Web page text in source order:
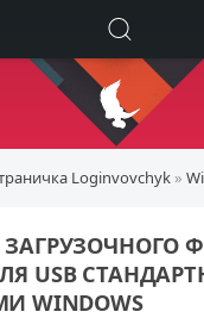
Loginvovchyk »
USB
WINDOWS